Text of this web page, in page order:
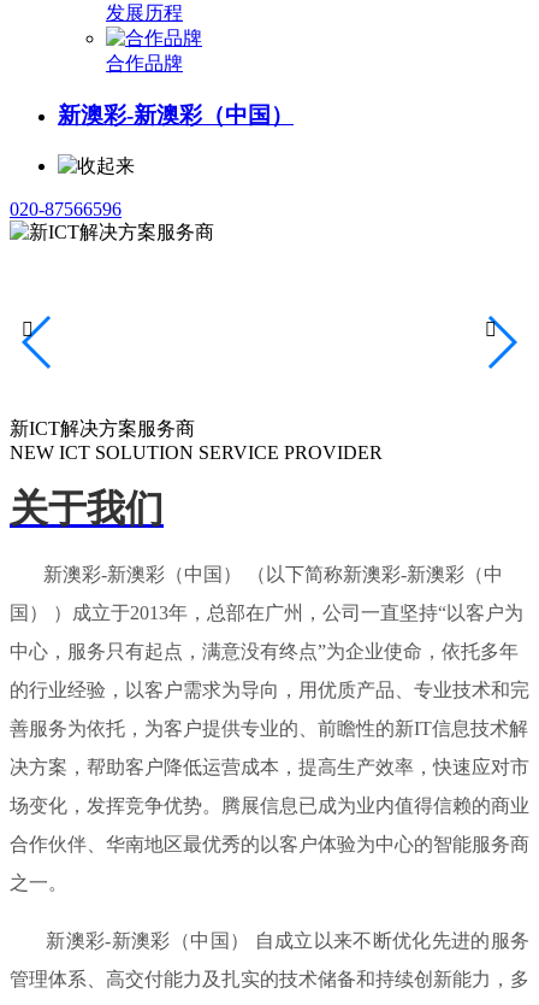
发展历程
合作品牌
新澳彩-新澳彩（中国）
020-87566596
新ICT解决方案服务商
NEW ICT SOLUTION SERVICE PROVIDER
 
关于我们
新澳彩-新澳彩（中国） （以下简称新澳彩-新澳彩（中
国） ）成立于2013年，总部在广州，公司一直坚持“以客户为
中心，服务只有起点，满意没有终点”为企业使命，依托多年
的行业经验，以客户需求为导向，用优质产品、专业技术和完
善服务为依托，为客户提供专业的、前瞻性的新IT信息技术解
决方案，帮助客户降低运营成本，提高生产效率，快速应对市
场变化，发挥竞争优势。腾展信息已成为业内值得信赖的商业
合作伙伴、华南地区最优秀的以客户体验为中心的智能服务商
之一。
新澳彩-新澳彩（中国） 自成立以来不断优化先进的服务
管理体系、高交付能力及扎实的技术储备和持续创新能力，多